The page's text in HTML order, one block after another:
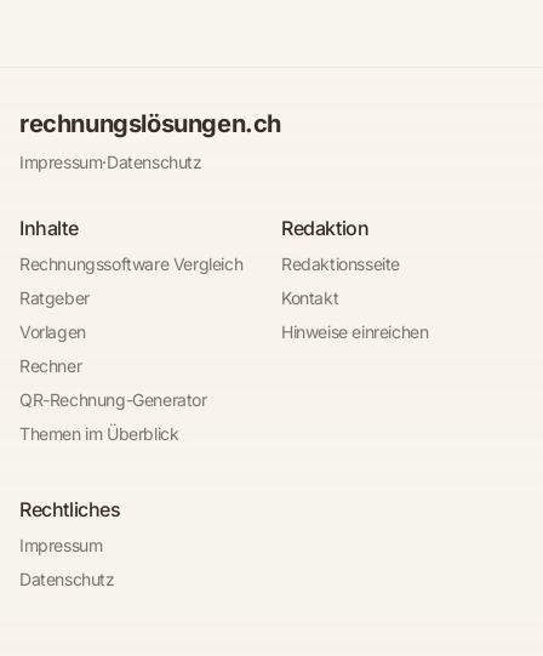
rechnungslösungen.ch
Impressum·Datenschutz
Inhalte
Rechnungssoftware Vergleich
Ratgeber
Vorlagen
Rechner
QR-Rechnung-Generator
Themen im Überblick
Redaktion
Redaktionsseite
Kontakt
Hinweise einreichen
Rechtliches
Impressum
Datenschutz